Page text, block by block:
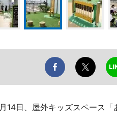
14日、屋外キッズスペース